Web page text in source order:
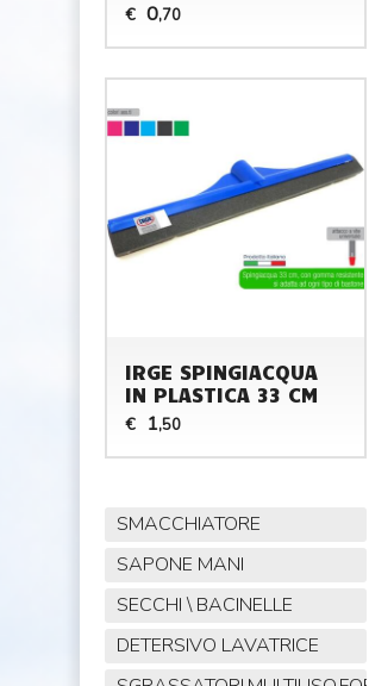
€ 0,70
IRGE SPINGIACQUA
IN PLASTICA 33 CM
€ 1,50
SMACCHIATORE
SAPONE MANI
SECCHI \ BACINELLE
DETERSIVO LAVATRICE